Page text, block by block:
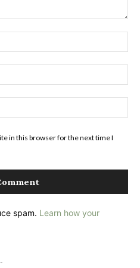
in this browser for the next time I
spam. Learn how your